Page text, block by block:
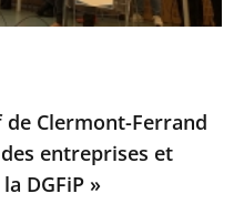
Clermont-Ferrand
entreprises et
DGFiP »